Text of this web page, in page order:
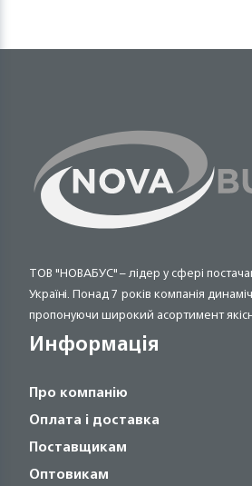
ТОВ "НОВАБУС" – лідер у сфері
Україні. Понад 7 років компанія
пропонуючи широкий асортимент
Информація
Про компанію
Оплата і доставка
Поставщикам
Оптовикам